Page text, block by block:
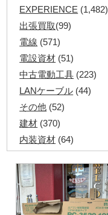
EXPERIENCE (1,482)
出張買取(99)
電線 (571)
電設資材 (51)
中古電動工具 (223)
LANケーブル (44)
その他 (52)
建材 (370)
内装資材 (64)
ペアコイル
(71)
その他ツール(48)
電化製品(40)